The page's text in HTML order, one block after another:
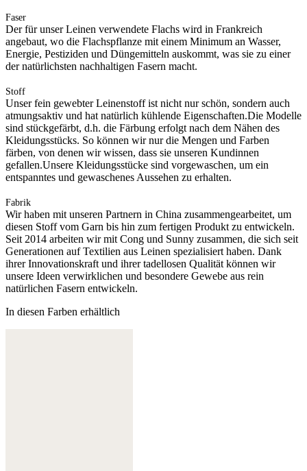
Faser
Der für unser Leinen verwendete Flachs wird in Frankreich
angebaut, wo die Flachspflanze mit einem Minimum an Wasser,
Energie, Pestiziden und Düngemitteln auskommt, was sie zu einer
der natürlichsten nachhaltigen Fasern macht.
Stoff
Unser fein gewebter Leinenstoff ist nicht nur schön, sondern auch
atmungsaktiv und hat natürlich kühlende Eigenschaften.Die Modelle
sind stückgefärbt, d.h. die Färbung erfolgt nach dem Nähen des
Kleidungsstücks. So können wir nur die Mengen und Farben
färben, von denen wir wissen, dass sie unseren Kundinnen
gefallen.Unsere Kleidungsstücke sind vorgewaschen, um ein
entspanntes und gewaschenes Aussehen zu erhalten.
Fabrik
Wir haben mit unseren Partnern in China zusammengearbeitet, um
diesen Stoff vom Garn bis hin zum fertigen Produkt zu entwickeln.
Seit 2014 arbeiten wir mit Cong und Sunny zusammen, die sich seit
Generationen auf Textilien aus Leinen spezialisiert haben. Dank
ihrer Innovationskraft und ihrer tadellosen Qualität können wir
unsere Ideen verwirklichen und besondere Gewebe aus rein
natürlichen Fasern entwickeln.
In diesen Farben erhältlich